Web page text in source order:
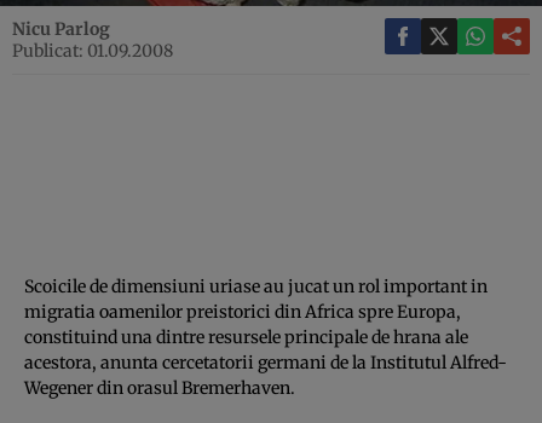
Nicu Parlog
Publicat: 01.09.2008
Scoicile de dimensiuni uriase au jucat un rol important in
migratia oamenilor preistorici din Africa spre Europa,
constituind una dintre resursele principale de hrana ale
acestora, anunta cercetatorii germani de la Institutul Alfred-
Wegener din orasul Bremerhaven.